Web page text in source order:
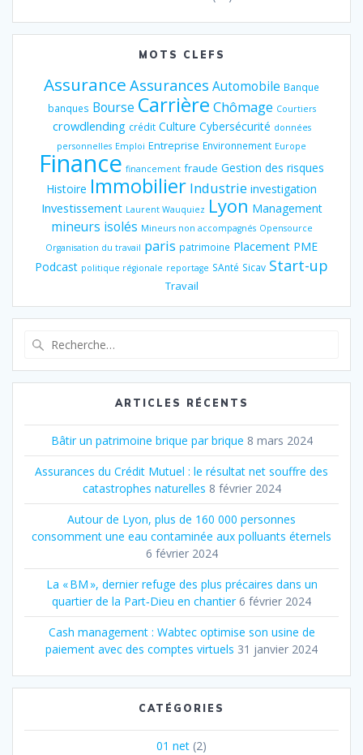
MOTS CLEFS
Assurance Assurances Automobile Banque
banques Bourse Carrière Chômage Courtiers
crowdlending crédit Culture Cybersécurité données
personnelles Emploi Entreprise Environnement Europe
Finance financement fraude Gestion des risques
Histoire Immobilier Industrie investigation
Investissement Laurent Wauquiez Lyon Management
mineurs isolés Mineurs non accompagnés Opensource
Organisation du travail paris patrimoine Placement PME
Podcast politique régionale reportage SAnté Sicav Start-up
Travail
:
ARTICLES RÉCENTS
Bâtir un patrimoine brique par brique 8 mars 2024
Assurances du Crédit Mutuel : le résultat net souffre des
catastrophes naturelles 8 février 2024
Autour de Lyon, plus de 160 000 personnes
consomment une eau contaminée aux polluants éternels
6 février 2024
La « BM », dernier refuge des plus précaires dans un
quartier de la Part‐Dieu en chantier 6 février 2024
Cash management : Wabtec optimise son usine de
paiement avec des comptes virtuels 31 janvier 2024
CATÉGORIES
01 net (2)